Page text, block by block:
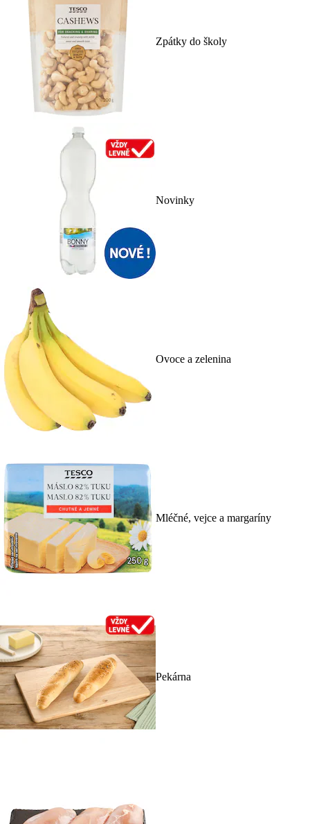
Zpátky do školy
Novinky
Ovoce a zelenina
Mléčné, vejce a margaríny
Pekárna